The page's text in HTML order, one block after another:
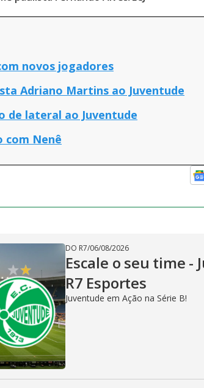
novos jogadores
Adriano Martins ao Juventude
de lateral ao Juventude
com Nenê
DO R7/06/08/2026
Escale o seu time -
R7 Esportes
Juventude em Ação na Série B!